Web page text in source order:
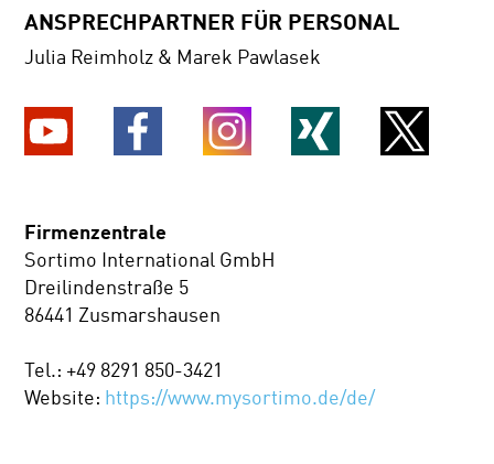
ANSPRECHPARTNER FÜR PERSONAL
Julia Reimholz & Marek Pawlasek
Firmenzentrale
Sortimo International GmbH
Dreilindenstraße 5
86441 Zusmarshausen
Tel.: +49 8291 850-3421
Website: https://www.mysortimo.de/de/